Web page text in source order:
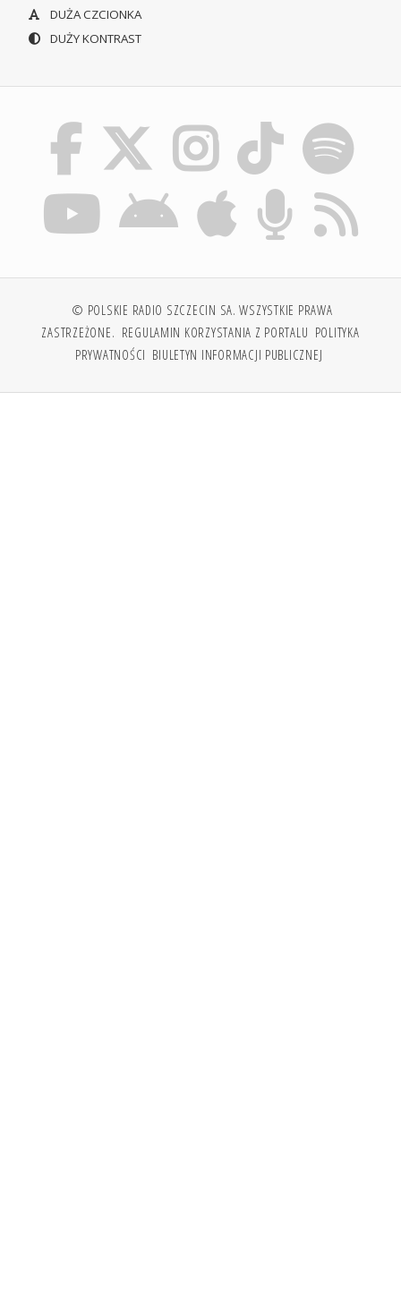
DUŻA CZCIONKA
DUŻY KONTRAST
© POLSKIE RADIO SZCZECIN SA. WSZYSTKIE PRAWA
ZASTRZEŻONE. REGULAMIN KORZYSTANIA Z PORTALU POLITYKA
PRYWATNOŚCI BIULETYN INFORMACJI PUBLICZNEJ